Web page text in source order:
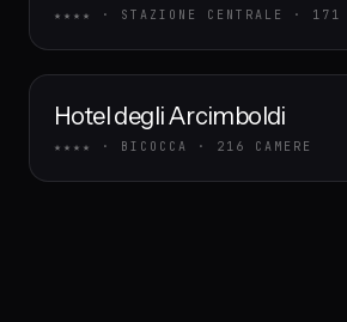
★★★★ · STAZIONE CENTRALE · 171
Hotel degli Arcimboldi
★★★★ · BICOCCA · 216 CAMERE